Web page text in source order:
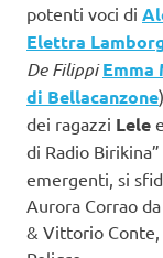
potenti voci di
Elettra
De Filippi Emma
di Bellacanzone
dei ragazzi Lele e
di Radio Birikina”
emergenti, si
Aurora Corrao
& Vittorio Conte,